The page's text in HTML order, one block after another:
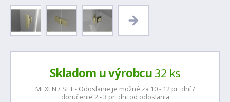
Skladom u výrobcu32 ks
MEXEN / SET - Odoslanie je možné za 10 - 12 pr. dní /
doručenie 2 - 3 pr. dni od odoslania